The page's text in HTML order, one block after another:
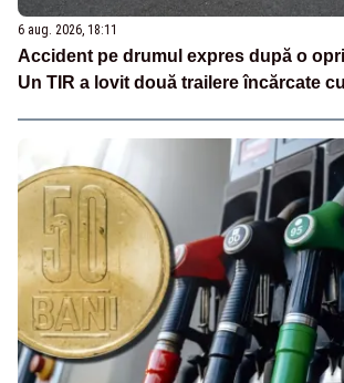
6 aug. 2026, 18:11
Accident pe drumul expres după o
Un TIR a lovit două trailere încărcate